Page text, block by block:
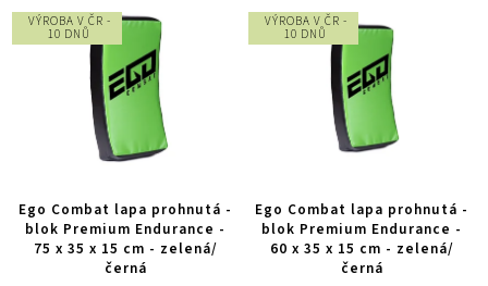
VÝROBA V ČR -
10 DNŮ
Ego Combat lapa prohnutá -
blok Premium Endurance -
75 x 35 x 15 cm - zelená/
černá
VÝROBA V ČR -
10 DNŮ
Ego Combat lapa prohnutá -
blok Premium Endurance -
60 x 35 x 15 cm - zelená/
černá